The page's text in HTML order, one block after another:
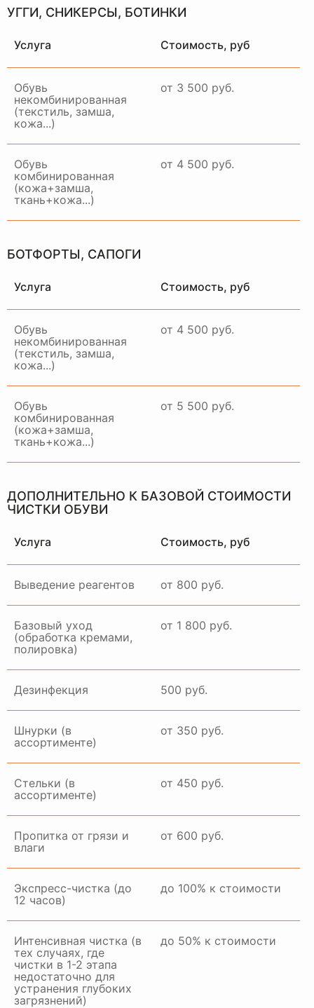
УГГИ, СНИКЕРСЫ, БОТИНКИ
Услуга Стоимость, руб
Обувь
некомбинированная
(текстиль, замша,
кожа...)
от 3 500 руб.
Обувь
комбинированная
(кожа+замша,
ткань+кожа...)
от 4 500 руб.
БОТФОРТЫ, САПОГИ
Услуга Стоимость, руб
Обувь
некомбинированная
(текстиль, замша,
кожа...)
от 4 500 руб.
Обувь
комбинированная
(кожа+замша,
ткань+кожа...)
от 5 500 руб.
ДОПОЛНИТЕЛЬНО К БАЗОВОЙ СТОИМОСТИ
ЧИСТКИ ОБУВИ
Услуга Стоимость, руб
Выведение реагентов от 800 руб.
Базовый уход
(обработка кремами,
полировка)
от 1 800 руб.
Дезинфекция 500 руб.
Шнурки (в
ассортименте)
от 350 руб.
Стельки (в
ассортименте)
от 450 руб.
Пропитка от грязи и
влаги
от 600 руб.
Экспресс-чистка (до
12 часов)
до 100% к стоимости
Интенсивная чистка (в
тех случаях, где
чистки в 1-2 этапа
недостаточно для
устранения глубоких
загрязнений)
до 50% к стоимости
ГАЛЕРЕЯ РАБОТ